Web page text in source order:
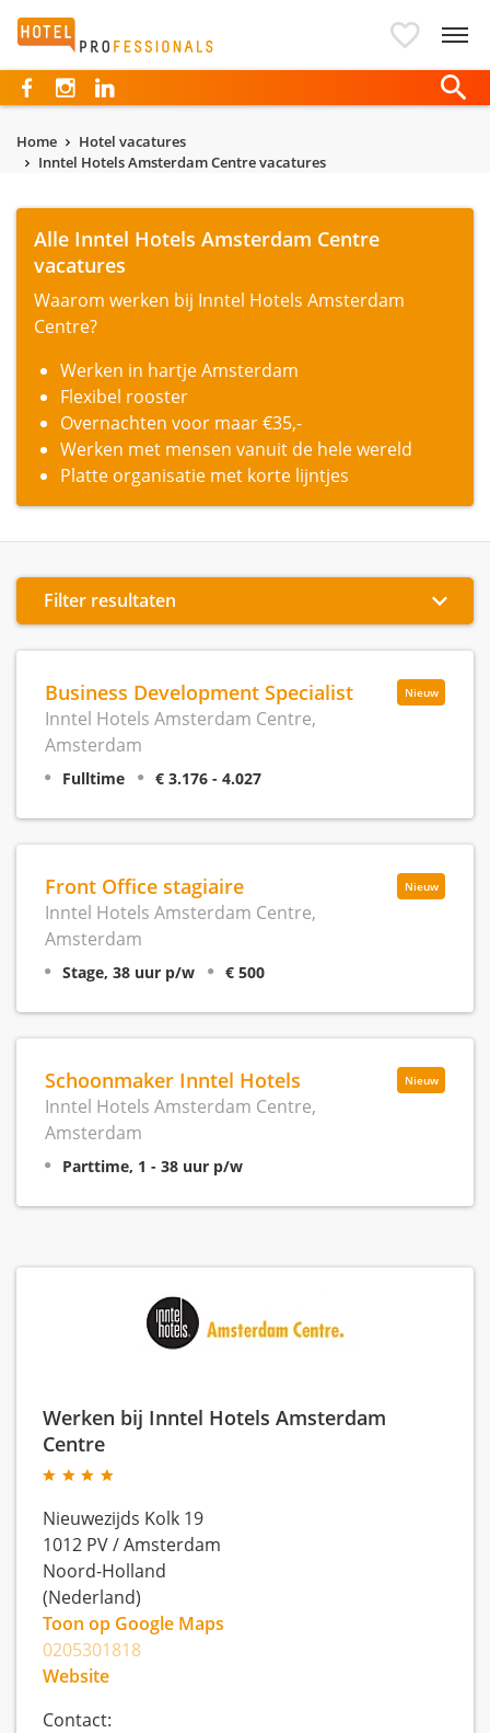
Hotelprofessionals
Home
Hotel vacatures
Inntel Hotels Amsterdam Centre vacatures
Alle Inntel Hotels Amsterdam Centre
vacatures
Waarom werken bij Inntel Hotels Amsterdam
Centre?
Werken in hartje Amsterdam
Flexibel rooster
Overnachten voor maar €35,-
Werken met mensen vanuit de hele wereld
Platte organisatie met korte lijntjes
Filter resultaten
Nieuw
Business Development Specialist
Inntel Hotels Amsterdam Centre,
Amsterdam
Fulltime € 3.176 - 4.027
Nieuw
Front Office stagiaire
Inntel Hotels Amsterdam Centre,
Amsterdam
Stage, 38 uur p/w € 500
Nieuw
Schoonmaker Inntel Hotels
Inntel Hotels Amsterdam Centre,
Amsterdam
Parttime, 1 - 38 uur p/w
Werken bij Inntel Hotels Amsterdam
Centre
Nieuwezijds Kolk 19
1012 PV/Amsterdam
Noord-Holland
(Nederland)
Toon op Google Maps
0205301818
Website
Contact: